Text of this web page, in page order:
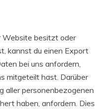
Website besitzt oder
kannst du einen Export
bei uns anfordern,
mitgeteilt hast. Darüber
aller personenbezogenen
haben, anfordern. Dies